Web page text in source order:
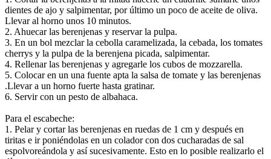
dientes de ajo y salpimentar, por último un poco de aceite de oliva.
Llevar al horno unos 10 minutos.
2. Ahuecar las berenjenas y reservar la pulpa.
3. En un bol mezclar la cebolla caramelizada, la cebada, los tomates
cherrys y la pulpa de la berenjena picada, salpimentar.
4. Rellenar las berenjenas y agregarle los cubos de mozzarella.
5. Colocar en un una fuente apta la salsa de tomate y las berenjenas
.Llevar a un horno fuerte hasta gratinar.
6. Servir con un pesto de albahaca.
Para el escabeche:
1. Pelar y cortar las berenjenas en ruedas de 1 cm y después en
tiritas e ir poniéndolas en un colador con dos cucharadas de sal
espolvoreándola y así sucesivamente. Esto en lo posible realizarlo el